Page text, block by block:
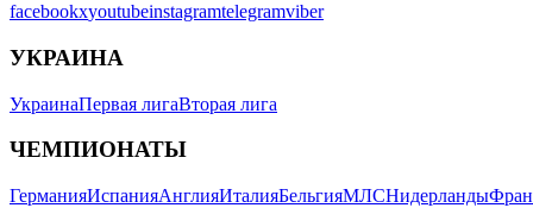
facebookxyoutubeinstagramtelegramviber
УКРАИНА
УкраинаПервая лигаВторая лига
ЧЕМПИОНАТЫ
ГерманияИспанияАнглияИталияБельгияМЛСНидерланды